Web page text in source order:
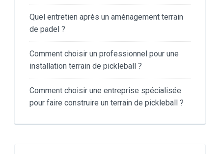
Quel entretien après un aménagement terrain
de padel ?
Comment choisir un professionnel pour une
installation terrain de pickleball ?
Comment choisir une entreprise spécialisée
pour faire construire un terrain de pickleball ?